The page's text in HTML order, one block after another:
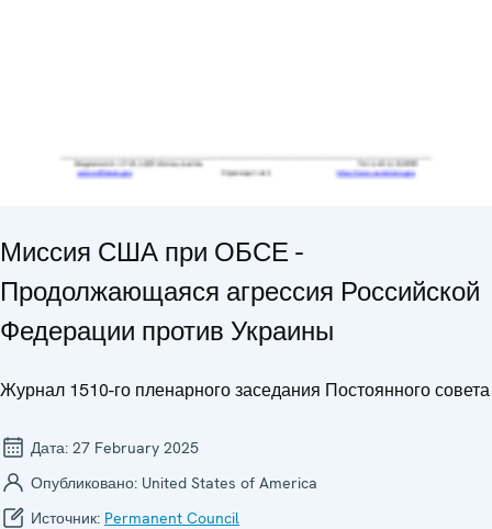
Миссия США при ОБСЕ -
Продолжающаяся агрессия Российской
Федерации против Украины
Журнал 1510-го пленарного заседания Постоянного совета
Дата: 27 February 2025
Опубликовано: United States of America
Источник: Permanent Council